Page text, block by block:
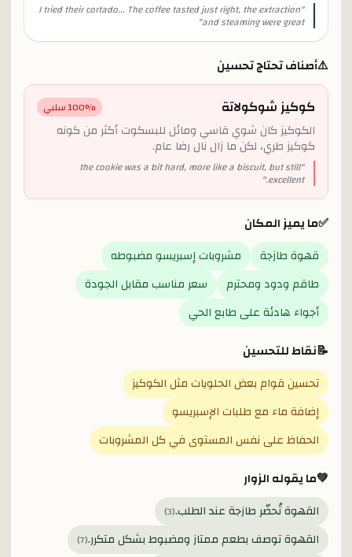
"
I tried their cortado... The coffee tasted just right, the extraction
and steaming were great
"
⚠️أصناف تحتاج تحسين
كوكيز شوكولاتة 100% سلبي
الكوكيز كان شوي قاسي ومائل للبسكوت أكثر من كونه
كوكيز طري، لكن ما زال نال رضا عام.
"
the cookie was a bit hard, more like a biscuit, but still
excellent.
"
✅ما يميز المكان
قهوة طازجة
مشروبات إسبريسو مضبوطه
طاقم ودود ومحترم
سعر مناسب مقابل الجودة
أجواء هادئة على طابع الحي
📝نقاط للتحسين
تحسين قوام بعض الحلويات مثل الكوكيز
إضافة ماء مع طلبات الإسبريسو
الحفاظ على نفس المستوى في كل المشروبات
💚ما يقوله الزوار
القهوة تُحضّر طازجة عند الطلب.(
3
)
القهوة توصف بطعم ممتاز ومضبوط بشكل متكرر.(
7
)